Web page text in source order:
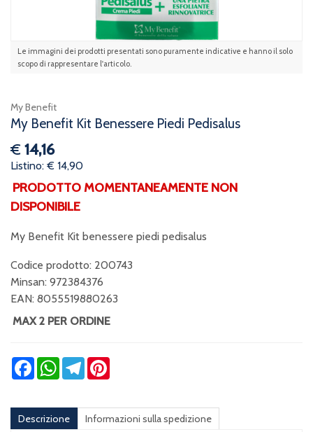
Le immagini dei prodotti presentati sono puramente indicative e hanno il solo
scopo di rappresentare l'articolo.
My Benefit
My Benefit Kit Benessere Piedi Pedisalus
€ 14,16
Listino: € 14,90
PRODOTTO MOMENTANEAMENTE NON
DISPONIBILE
My Benefit Kit benessere piedi pedisalus
Codice prodotto: 200743
Minsan: 972384376
EAN: 8055519880263
MAX 2 PER ORDINE
FacebookWhatsApp
Telegram
Descrizione Informazioni sulla spedizione